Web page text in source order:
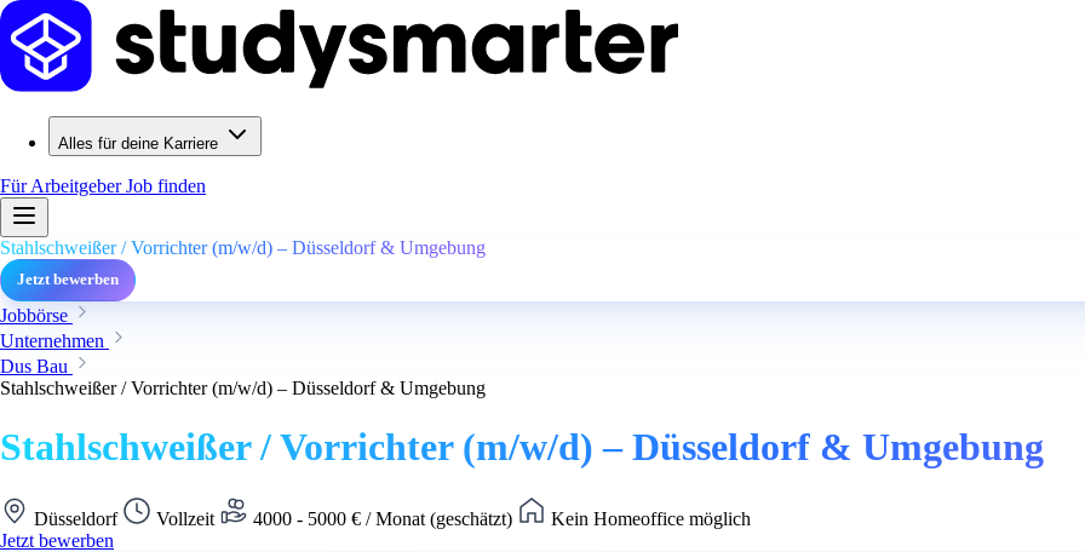
Alles für deine Karriere
Für ArbeitgeberJob finden
Stahlschweißer / Vorrichter (m/w/d) – Düsseldorf & Umgebung
Jetzt bewerben
Jobbörse
Unternehmen
Dus Bau
Stahlschweißer / Vorrichter (m/w/d) – Düsseldorf & Umgebung
Stahlschweißer / Vorrichter (m/w/d) – Düsseldorf & Umgebung
Düsseldorf Vollzeit 4000 - 5000 € / Monat (geschätzt)
Kein Homeoffice möglich
Jetzt bewerben